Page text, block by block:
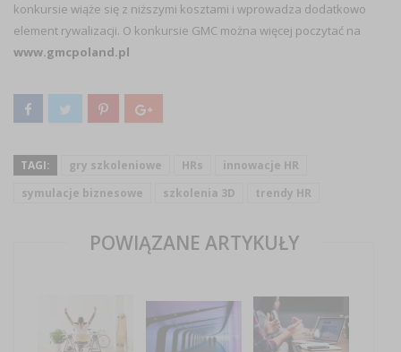
konkursie wiąże się z niższymi kosztami i wprowadza dodatkowo
element rywalizacji. O konkursie GMC można więcej poczytać na
www.gmcpoland.pl
TAGI: gry szkoleniowe HRs
innowacje HR
symulacje biznesowe
szkolenia 3D trendy HR
POWIĄZANE ARTYKUŁY